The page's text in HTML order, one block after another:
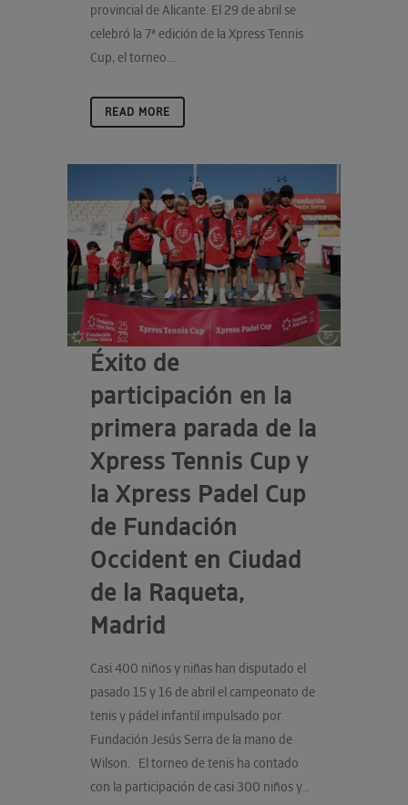
provincial de Alicante. El 29 de abril se
celebró la 7ª edición de la Xpress Tennis
Cup, el torneo...
READ MORE
Éxito de
participación en la
primera parada de la
Xpress Tennis Cup y
la Xpress Padel Cup
de Fundación
Occident en Ciudad
de la Raqueta,
Madrid
Casi 400 niños y niñas han disputado el
pasado 15 y 16 de abril el campeonato de
tenis y pádel infantil impulsado por
Fundación Jesús Serra de la mano de
Wilson. El torneo de tenis ha contado
con la participación de casi 300 niños y...